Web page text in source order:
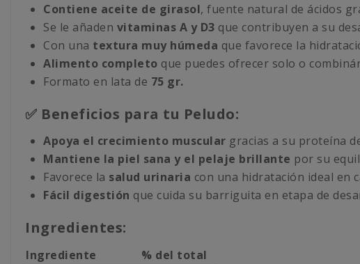
Contiene aceite de girasol, fuente natural de ácidos
Se le añaden vitaminas A y D3 que contribuyen a su
Con una textura muy húmeda que favorece la
Alimento completo que puedes ofrecer solo o
Formato en lata de 75 gr.
✅ Beneficios para tu Peludo:
Apoya el crecimiento muscular gracias a su proteína
Mantiene la piel sana y el pelaje brillante por su
Favorece la salud urinaria con una hidratación ideal en
Fácil digestión que cuida su barriguita en etapa de
Ingredientes:
Ingrediente
% del total